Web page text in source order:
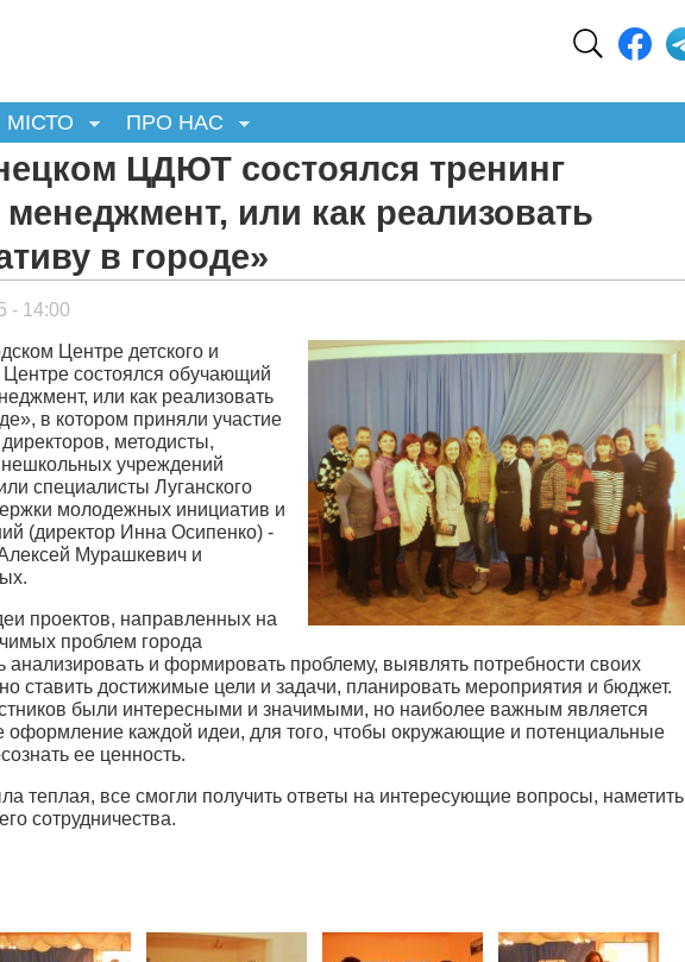
МІСТО ПРО НАС
ЦДЮТ состоялся тренинг
или как реализовать
в городе»
- 14:00
Центре детского и
состоялся обучающий
или как реализовать
в котором приняли участие
методисты,
учреждений
специалисты Луганского
молодежных инициатив и
(директор Инна Осипенко) -
Мурашкевич и
проектов, направленных на
проблем города
анализировать и формировать проблему, выявлять потребности своих
ставить достижимые цели и задачи, планировать мероприятия и бюджет.
были интересными и значимыми, но наиболее важным является
оформление каждой идеи, для того, чтобы окружающие и потенциальные
ее ценность.
теплая, все смогли получить ответы на интересующие вопросы, наметить
сотрудничества.